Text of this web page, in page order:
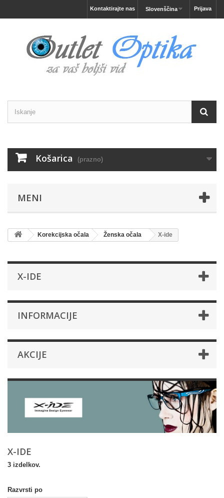
Prijava
Slovenščina
Kontaktirajte nas
Košarica (prazno)
MENI
Korekcijska očala Ženska očala X-ide
X-IDE
INFORMACIJE
AKCIJE
X-IDE
3 izdelkov.
Razvrsti po